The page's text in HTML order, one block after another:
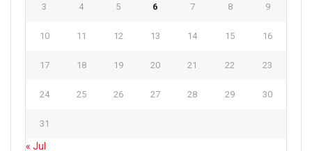
3 4 5 6 7 8 9
10 11 12 13 14 15 16
17 18 19 20 21 22 23
24 25 26 27 28 29 30
31
« Jul